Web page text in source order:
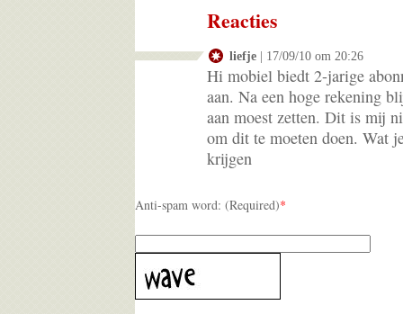
Reacties
liefje | 17/09/10 om 20:26
Hi mobiel biedt 2-jarige
aan. Na een hoge rekening
aan moest zetten. Dit is mij
om dit te moeten doen. Wat
krijgen
Anti-spam word: (Required)*